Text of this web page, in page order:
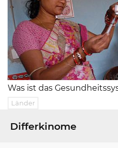
Was ist das
Länder
Differkinome